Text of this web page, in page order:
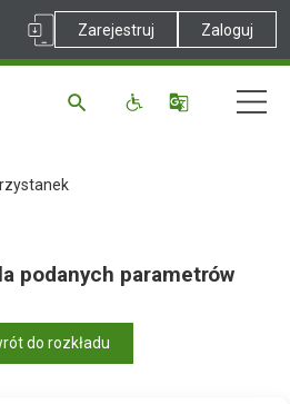
Zarejestruj Zaloguj
podanych parametrów
do rozkładu